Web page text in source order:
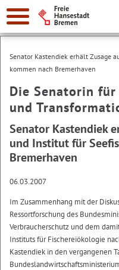
Suche:
Senator Kastendiek erhält Zusage
kommen nach Bremerhaven
Die Senatorin
und
Senator Kastendiek
und Institut für
Bremerhaven
06.03.2007
Im Zusammenhang mit der
Ressortforschung des
Verbraucherschutz und dem
Instituts für Fischereiökologie
Kastendiek in den vergangenen